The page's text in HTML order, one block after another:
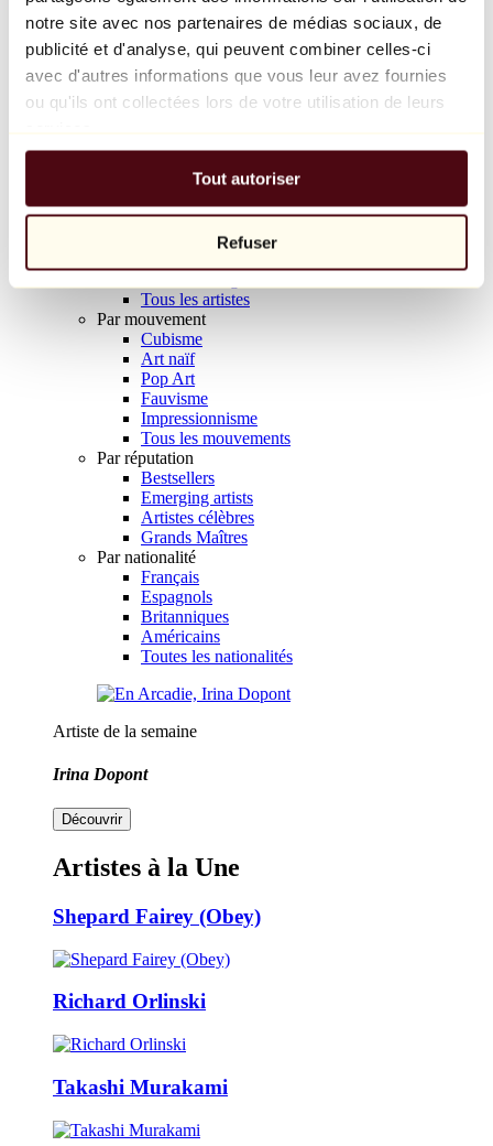
notre site avec nos partenaires de médias sociaux, de
publicité et d'analyse, qui peuvent combiner celles-ci
avec d'autres informations que vous leur avez fournies
ou qu'ils ont collectées lors de votre utilisation de leurs
Tout autoriser
Refuser
Balloon Dog (Orange)
Jeff Koons
10 000 €
Parcourir
Tous les sculpteurs
Tous les photographes
Tous les artistes
Par mouvement
Cubisme
Art naïf
Pop Art
Fauvisme
Impressionnisme
Tous les mouvements
Par réputation
Bestsellers
Emerging artists
Artistes célèbres
Grands Maîtres
Par nationalité
Français
Espagnols
Britanniques
Américains
Toutes les nationalités
Artiste de la semaine
Irina Dopont
Découvrir
Artistes à la Une
Shepard Fairey (Obey)
Richard Orlinski
Takashi Murakami